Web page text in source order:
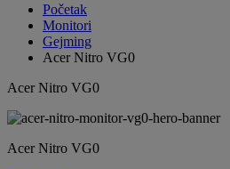
Početak
Monitori
Gejming
Acer Nitro VG0
Acer Nitro VG0
Acer Nitro VG0